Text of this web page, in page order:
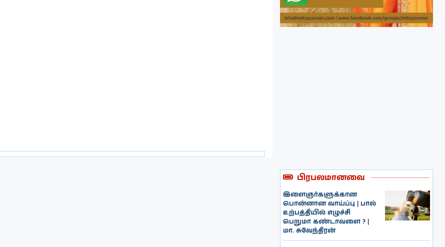
பிரபலமானவை
இளைஞர்களுக்கான
பொன்னான வாய்ப்பு | பால்
உற்பத்தியில் எழுச்சி
பெறுமா கண்டாவளை ? |
மா. சுவேந்திரன்